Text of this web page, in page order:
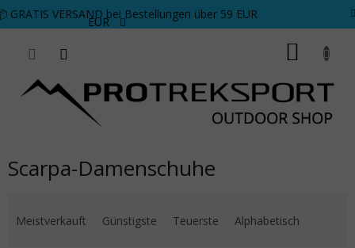
Zum Inhalt springen
GRATIS VERSAND bei Bestellungen über 59 EUR
EUR
Scarpa-Damenschuhe
Meistverkauft Günstigste Teuerste Alphabetisch